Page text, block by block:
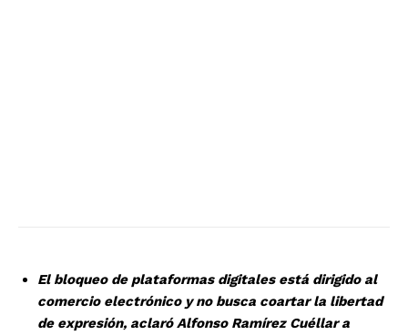
El bloqueo de plataformas digitales está dirigido al
comercio electrónico y no busca coartar la libertad
de expresión, aclaró Alfonso Ramírez Cuéllar a